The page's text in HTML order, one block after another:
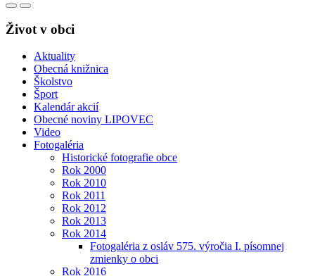
Život v obci
Aktuality
Obecná knižnica
Školstvo
Šport
Kalendár akcií
Obecné noviny LIPOVEC
Video
Fotogaléria
Historické fotografie obce
Rok 2000
Rok 2010
Rok 2011
Rok 2012
Rok 2013
Rok 2014
Fotogaléria z osláv 575. výročia I. písomnej
zmienky o obci
Rok 2016